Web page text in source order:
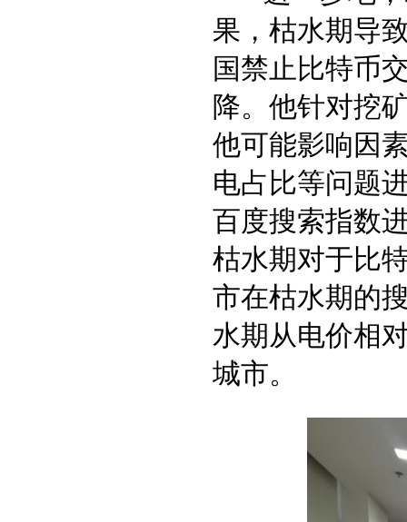
果，枯水期导
国禁止比特币
降。他针对挖
他可能影响因
电占比等问题
百度搜索指数
枯水期对于比
市在枯水期的
水期从电价相
城市。